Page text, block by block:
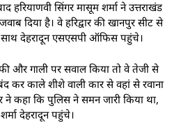
हरियाणवी सिंगर मासूम शर्मा ने उत्तराखंड
दिया है। वे हरिद्वार की खानपुर सीट से
देहरादून एसएसपी ऑफिस पहुंचे।
और गाली पर सवाल किया तो वे तेजी से
कर काले शीशे वाली कार से वहां से रवाना
ने कहा कि पुलिस ने समन जारी किया था,
देहरादून पहुंचे।